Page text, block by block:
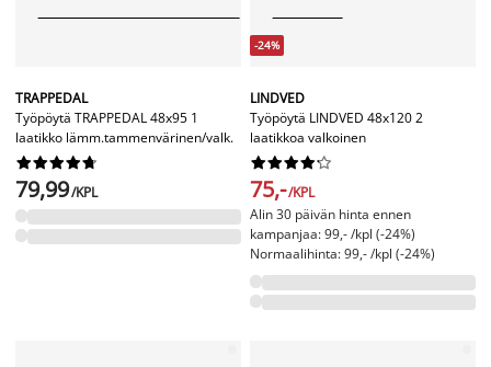
TRAPPEDAL
Työpöytä TRAPPEDAL 48x95 1
laatikko lämm.tammenvärinen/valk.






79,99/KPL
-24%
LINDVED
Työpöytä LINDVED 48x120 2
laatikkoa valkoinen






75,-/KPL
Alin 30 päivän hinta ennen
kampanjaa: 99,- /kpl (-24%)
Normaalihinta: 99,- /kpl (-24%)